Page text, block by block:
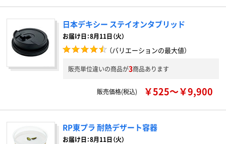
日本デキシー ステイオンタブリッド
お届け日：8月11日（火）
（バリエーションの最大値）
販売単位違いの商品が3商品あります
販売価格(税込) ￥525～￥9,900
RP東プラ 耐熱デザート容器
お届け日：8月11日（火）